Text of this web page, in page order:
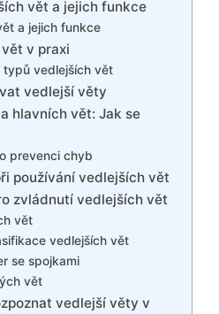
vět a jejich funkce
a jejich funkce
v praxi
typů vedlejších vět
vedlejší věty
hlavních vět: Jak se
prevenci chyb
používání vedlejších vět
zvládnutí vedlejších vět
vět
vedlejších vět
se spojkami
vět
vedlejší věty v